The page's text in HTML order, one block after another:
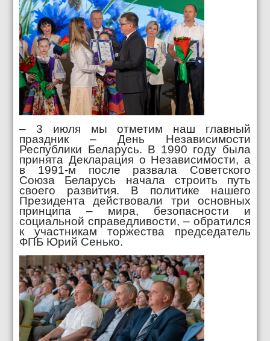
– 3 июля мы отметим наш главный
праздник – День Независимости
Республики Беларусь. В 1990 году была
принята Декларация о Независимости, а
в 1991‑м после развала Советского
Союза Беларусь начала строить путь
своего развития. В политике нашего
Президента действовали три основных
принципа – мира, безопасности и
социальной справедливости, – обратился
к участникам торжества председатель
ФПБ Юрий Сенько.